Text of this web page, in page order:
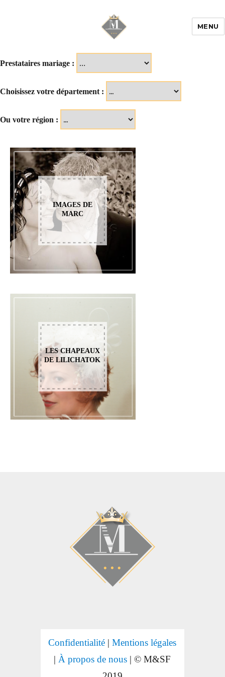
MENU
Prestataires mariage :
Choisissez votre département :
Ou votre région :
IMAGES DE
MARC
LES CHAPEAUX
DE LILICHATOK
Confidentialité |Mentions légales
| À propos de nous | © M&SF